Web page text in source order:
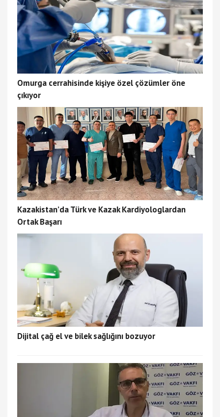
Omurga cerrahisinde kişiye özel çözümler öne
çıkıyor
Kazakistan’da Türk ve Kazak Kardiyologlardan
Ortak Başarı
Dijital çağ el ve bilek sağlığını bozuyor